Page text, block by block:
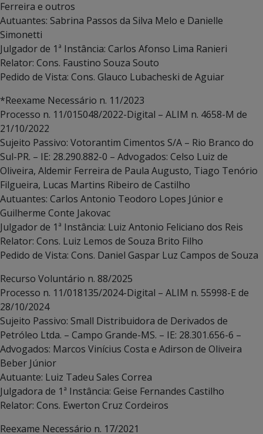
Ferreira e outros
Autuantes: Sabrina Passos da Silva Melo e Danielle
Simonetti
Julgador de 1ª Instância: Carlos Afonso Lima Ranieri
Relator: Cons. Faustino Souza Souto
Pedido de Vista: Cons. Glauco Lubacheski de Aguiar
*Reexame Necessário n. 11/2023
Processo n. 11/015048/2022-Digital – ALIM n. 4658-M de
21/10/2022
Sujeito Passivo: Votorantim Cimentos S/A – Rio Branco do
Sul-PR. – IE: 28.290.882-0 – Advogados: Celso Luiz de
Oliveira, Aldemir Ferreira de Paula Augusto, Tiago Tenório
Filgueira, Lucas Martins Ribeiro de Castilho
Autuantes: Carlos Antonio Teodoro Lopes Júnior e
Guilherme Conte Jakovac
Julgador de 1ª Instância: Luiz Antonio Feliciano dos Reis
Relator: Cons. Luiz Lemos de Souza Brito Filho
Pedido de Vista: Cons. Daniel Gaspar Luz Campos de Souza
Recurso Voluntário n. 88/2025
Processo n. 11/018135/2024-Digital – ALIM n. 55998-E de
28/10/2024
Sujeito Passivo: Small Distribuidora de Derivados de
Petróleo Ltda. – Campo Grande-MS. – IE: 28.301.656-6 –
Advogados: Marcos Vinícius Costa e Adirson de Oliveira
Beber Júnior
Autuante: Luiz Tadeu Sales Correa
Julgadora de 1ª Instância: Geise Fernandes Castilho
Relator: Cons. Ewerton Cruz Cordeiros
Reexame Necessário n. 17/2021